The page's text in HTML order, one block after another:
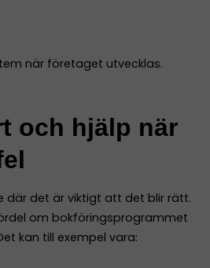
när företaget utvecklas.
och hjälp när
där det är viktigt att det blir rätt.
om bokföringsprogrammet
kan till exempel vara: